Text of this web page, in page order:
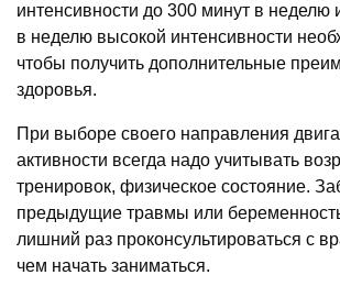
интенсивности до 300 минут в неделю
в неделю высокой интенсивности
чтобы получить дополнительные
здоровья.
При выборе своего направления
активности всегда надо учитывать
тренировок, физическое состояние.
предыдущие травмы или
лишний раз проконсультироваться с
чем начать заниматься.